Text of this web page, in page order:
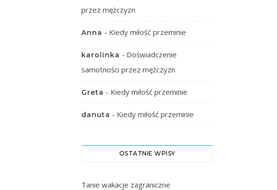
przez mężczyzn
Anna - Kiedy miłość przeminie
karolinka - Doświadczenie
samotności przez mężczyzn
Greta - Kiedy miłość przeminie
danuta - Kiedy miłość przeminie
OSTATNIE WPISY
Tanie wakacje zagraniczne